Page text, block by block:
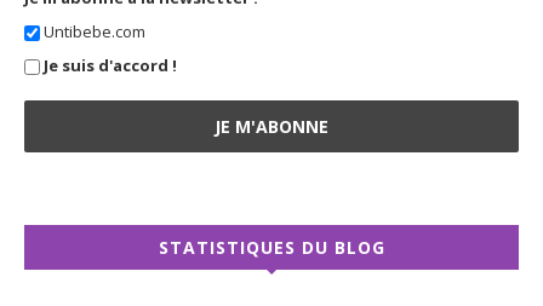
Untibebe.com
Je suis d'accord !
STATISTIQUES DU BLOG